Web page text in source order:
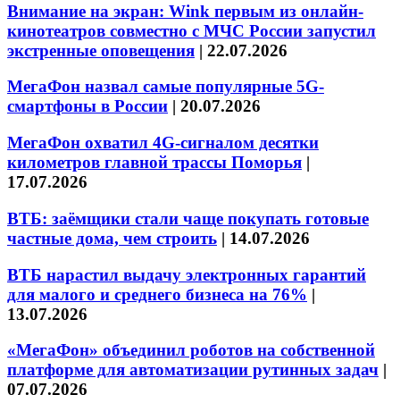
Внимание на экран: Wink первым из онлайн-
кинотеатров совместно с МЧС России запустил
экстренные оповещения | 22.07.2026
МегаФон назвал самые популярные 5G-
смартфоны в России | 20.07.2026
МегаФон охватил 4G-сигналом десятки
километров главной трассы Поморья |
17.07.2026
ВТБ: заёмщики стали чаще покупать готовые
частные дома, чем строить | 14.07.2026
ВТБ нарастил выдачу электронных гарантий
для малого и среднего бизнеса на 76% |
13.07.2026
«МегаФон» объединил роботов на собственной
платформе для автоматизации рутинных задач |
07.07.2026